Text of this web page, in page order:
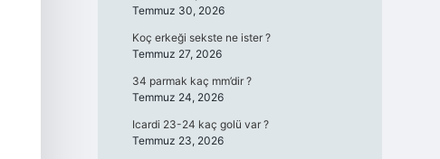
Temmuz 30, 2026
Koç erkeği sekste ne ister ?
Temmuz 27, 2026
34 parmak kaç mm’dir ?
Temmuz 24, 2026
Icardi 23-24 kaç golü var ?
Temmuz 23, 2026